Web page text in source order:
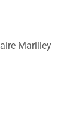
Marilley